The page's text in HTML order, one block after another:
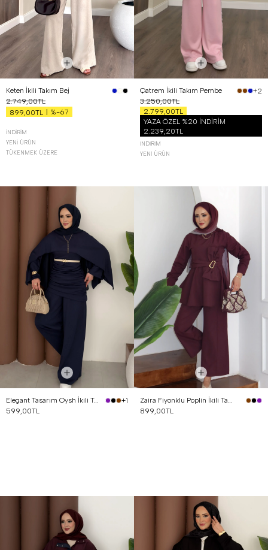
Keten İkili Takım Bej
2.749,00TL
899,00TL
%-67
İNDIRIM
YENI ÜRÜN
TÜKENMEK ÜZERE
Qatrem İkili Takım Pembe
+2
3.250,00TL
2.799,00TL
YAZA ÖZEL %20 İNDİRİM
2.239,20TL
İNDIRIM
YENI ÜRÜN
Elegant Tasarım Oysh İkili Takım Lacivert
+1
599,00TL
Zaira Fiyonklu Poplin İkili Takım Mürdüm
899,00TL